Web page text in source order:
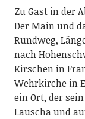
Zu Gast in der
Der Main und
Rundweg,
nach
Kirschen in
Wehrkirche in
ein Ort, der
Lauscha und